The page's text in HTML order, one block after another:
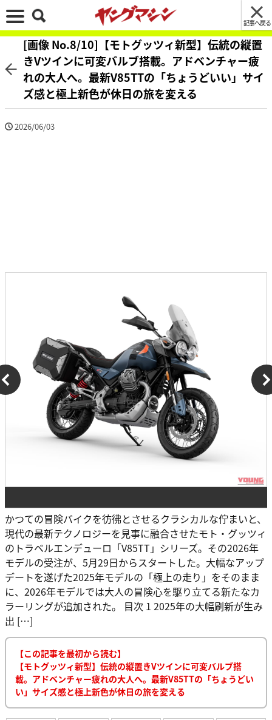
記事へ戻る
[画像 No.8/10]【モトグッツィ新型】伝統の縦置
きVツインに可変バルブ搭載。アドベンチャー疲
れの大人へ。最新V85TTの「ちょうどいい」サイ
ズ感と極上新色が休日の旅を変える
2026/06/03
かつての冒険バイクを彷彿とさせるクラシカルな佇まいと、
現代の最新テクノロジーを見事に融合させたモト・グッツィ
のトラベルエンデューロ「V85TT」シリーズ。その2026年
モデルの受注が、5月29日からスタートした。大幅なアップ
デートを遂げた2025年モデルの「極上の走り」をそのまま
に、2026年モデルでは大人の冒険心を駆り立てる新たなカ
ラーリングが追加された。 目次 1 2025年の大幅刷新が生み
出 […]
【この記事を最初から読む】
【モトグッツィ新型】伝統の縦置きVツインに可変バルブ搭
載。アドベンチャー疲れの大人へ。最新V85TTの「ちょうどい
い」サイズ感と極上新色が休日の旅を変える